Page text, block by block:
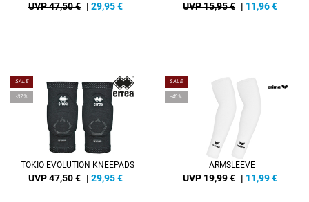
UVP 47,50 € | 29,95€ UVP 15,95 € | 11,96€
SALE
-37%
TOKIO EVOLUTION KNEEPADS
UVP 47,50 € | 29,95€
SALE
-40%
ARMSLEEVE
UVP 19,99 € | 11,99€